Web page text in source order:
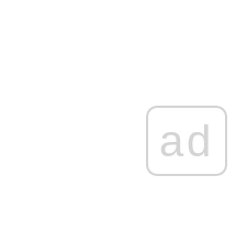
ad